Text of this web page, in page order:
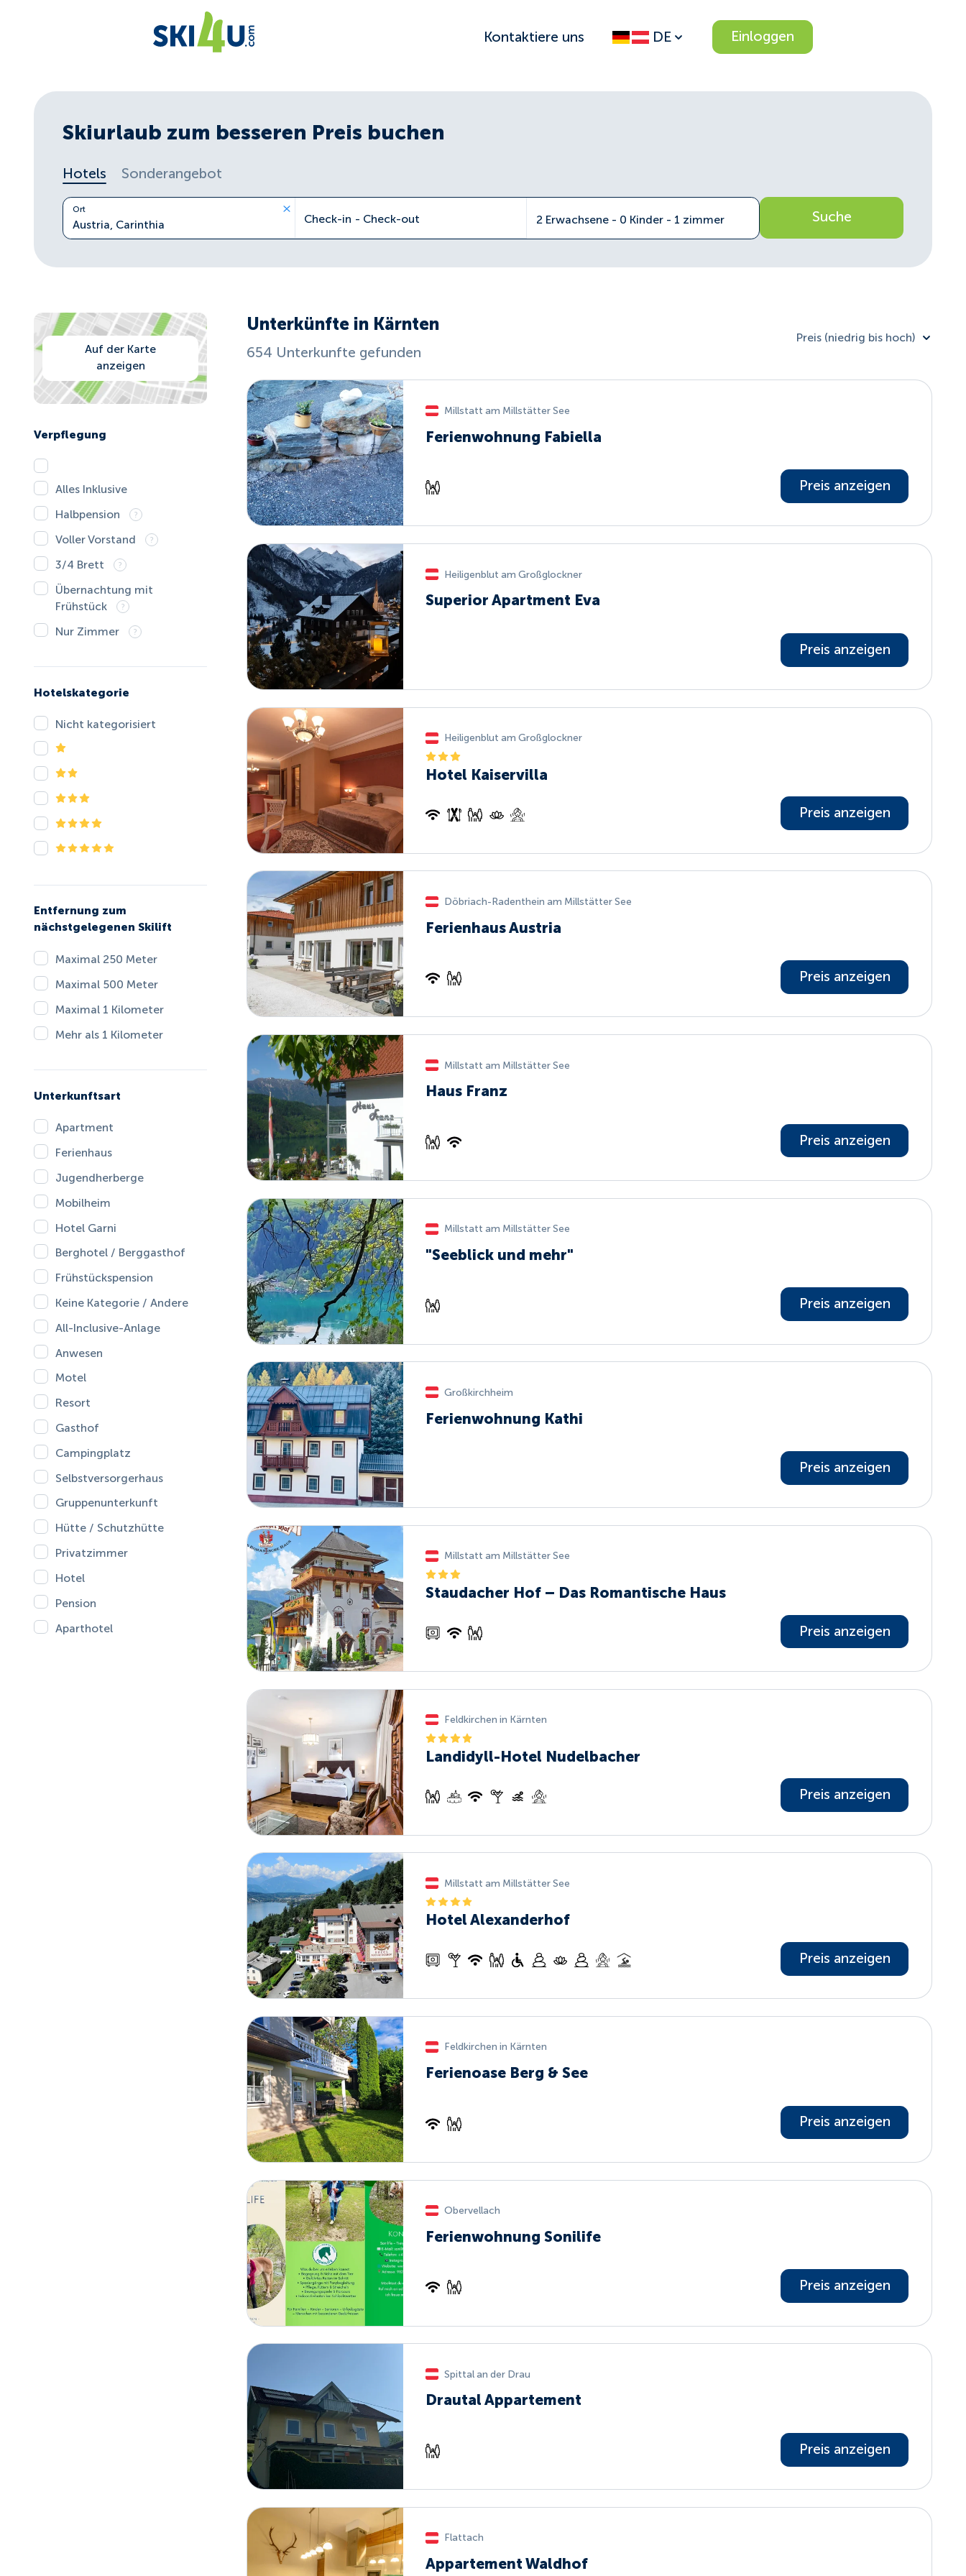
Kontaktiere uns DE Einloggen
Skiurlaub zum besseren Preis buchen
Hotels Sonderangebot
Ort
Check-in - Check-out 2 Erwachsene - 0 Kinder - 1 zimmer Suche
Auf der Karte
anzeigen
Verpflegung
Alles Inklusive
Halbpension
Voller Vorstand
3/4 Brett
Übernachtung mit
Frühstück
Nur Zimmer
Hotelskategorie
Nicht kategorisiert
Entfernung zum
nächstgelegenen Skilift
Maximal 250 Meter
Maximal 500 Meter
Maximal 1 Kilometer
Mehr als 1 Kilometer
Unterkunftsart
Apartment
Ferienhaus
Jugendherberge
Mobilheim
Hotel Garni
Berghotel / Berggasthof
Frühstückspension
Keine Kategorie / Andere
All-Inclusive-Anlage
Anwesen
Motel
Resort
Gasthof
Campingplatz
Selbstversorgerhaus
Gruppenunterkunft
Hütte / Schutzhütte
Privatzimmer
Hotel
Pension
Aparthotel
Unterkünfte in Kärnten
654 Unterkunfte gefunden
Preis (niedrig bis hoch)
Millstatt am Millstätter See
Ferienwohnung Fabiella
Preis anzeigen
Heiligenblut am Großglockner
Superior Apartment Eva
Preis anzeigen
Heiligenblut am Großglockner
Hotel Kaiservilla
Preis anzeigen
Döbriach-Radenthein am Millstätter See
Ferienhaus Austria
Preis anzeigen
Millstatt am Millstätter See
Haus Franz
Preis anzeigen
Millstatt am Millstätter See
"Seeblick und mehr"
Preis anzeigen
Großkirchheim
Ferienwohnung Kathi
Preis anzeigen
Millstatt am Millstätter See
Staudacher Hof – Das Romantische Haus
Preis anzeigen
Feldkirchen in Kärnten
Landidyll-Hotel Nudelbacher
Preis anzeigen
Millstatt am Millstätter See
Hotel Alexanderhof
Preis anzeigen
Feldkirchen in Kärnten
Ferienoase Berg & See
Preis anzeigen
Obervellach
Ferienwohnung Sonilife
Preis anzeigen
Spittal an der Drau
Drautal Appartement
Preis anzeigen
Flattach
Appartement Waldhof